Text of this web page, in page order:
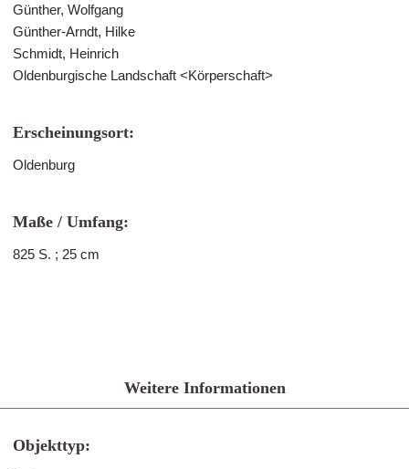
Günther, Wolfgang
Günther-Arndt, Hilke
Schmidt, Heinrich
Oldenburgische Landschaft <Körperschaft>
Erscheinungsort:
Oldenburg
Maße / Umfang:
825 S. ; 25 cm
Weitere Informationen
Objekttyp: